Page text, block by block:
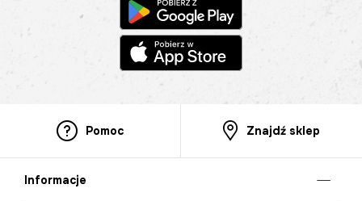
Pomoc Znajdź sklep
Informacje